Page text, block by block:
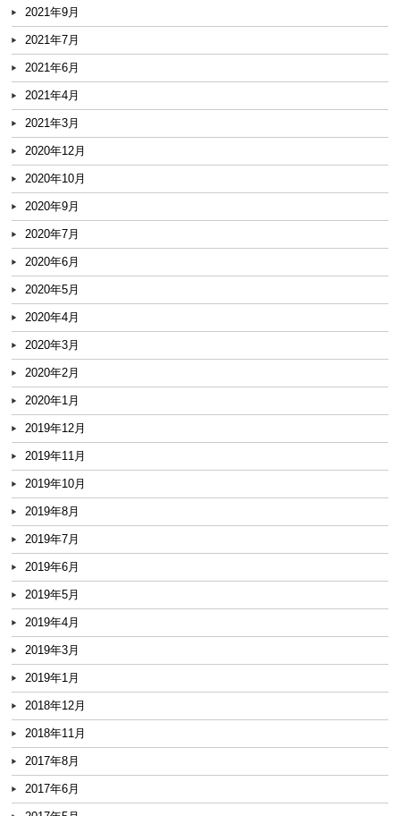
2021年9月
2021年7月
2021年6月
2021年4月
2021年3月
2020年12月
2020年10月
2020年9月
2020年7月
2020年6月
2020年5月
2020年4月
2020年3月
2020年2月
2020年1月
2019年12月
2019年11月
2019年10月
2019年8月
2019年7月
2019年6月
2019年5月
2019年4月
2019年3月
2019年1月
2018年12月
2018年11月
2017年8月
2017年6月